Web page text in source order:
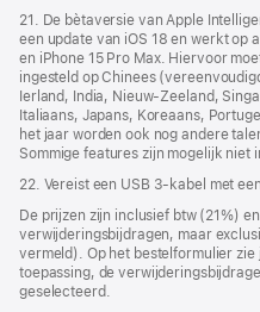
21. De bètaversie van Apple
een update van iOS 18 en werkt op
en iPhone 15 Pro Max. Hiervoor
ingesteld op Chinees
Ierland, India, Nieuw-Zeeland,
Italiaans, Japans, Koreaans,
het jaar worden ook nog andere
Sommige features zijn mogelijk niet
22. Vereist een USB 3-kabel met
De prijzen zijn inclusief btw (21%)
verwijderingsbijdragen, maar
vermeld). Op het bestelformulier
toepassing, de
geselecteerd.